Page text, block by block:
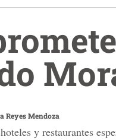
Reyes Mendoza
y restaurantes